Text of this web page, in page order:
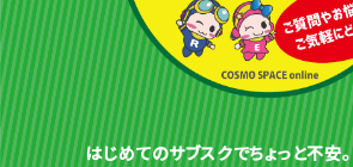
はじめてのサブスクでちょっと不安。